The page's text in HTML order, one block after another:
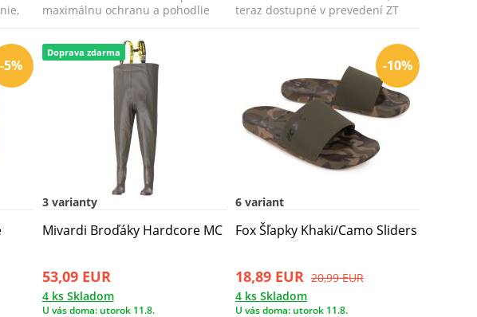
maximálnu ochranu a pohodlie
teraz dostupné v prevedení ZT
-5%
Doprava zdarma
3 varianty
Mivardi Broďáky Hardcore MC
53,09 EUR
4 ks Skladom
U vás doma: utorok 11.8.
-10%
6 variant
Fox Šľapky Khaki/Camo Sliders
18,89 EUR 20,99 EUR
4 ks Skladom
U vás doma: utorok 11.8.